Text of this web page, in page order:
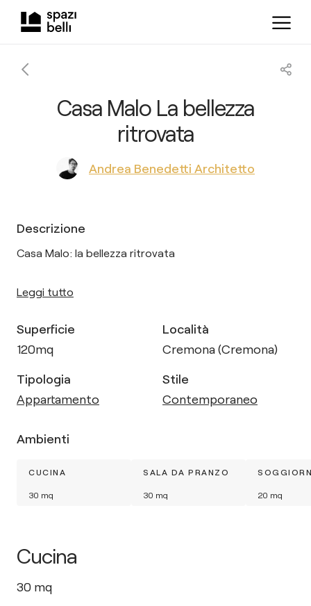
Casa Malo La bellezza
ritrovata
Andrea Benedetti Architetto
Descrizione
Casa Malo: la bellezza ritrovata
Leggi tutto
Superficie
120mq
Località
Cremona (Cremona)
Tipologia
Appartamento
Stile
Contemporaneo
Ambienti
CUCINA
30 mq
SALA DA PRANZO
30 mq 20 mq
Cucina
30 mq